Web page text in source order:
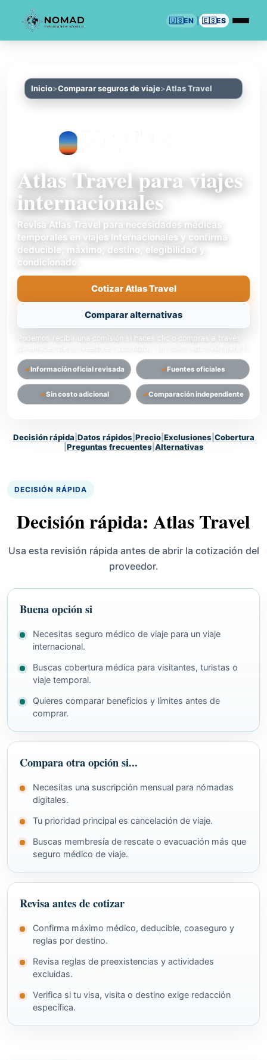
🇺🇸EN 🇪🇸ES
Inicio Comparar seguros de viaje Atlas Travel
Atlas Travel para viajes
internacionales
Revisa Atlas Travel para necesidades médicas
temporales en viajes internacionales y confirma
deducible, máximo, destino, elegibilidad y
condicionado.
Cotizar Atlas Travel
Comparar alternativas
Podemos recibir una comisión si haces clic o compras a través
Información oficial revisada Fuentes oficiales
Sin costo adicional Comparación independiente
Decisión rápida Datos rápidos Precio| Exclusiones Cobertura
Preguntas frecuentes Alternativas
DECISIÓN RÁPIDA
Decisión rápida: Atlas Travel
Usa esta revisión rápida antes de abrir la cotización del
proveedor.
Buena opción si
Necesitas seguro médico de viaje para un viaje
internacional.
Buscas cobertura médica para visitantes, turistas o
viaje temporal.
Quieres comparar beneficios y límites antes de
comprar.
Compara otra opción si...
Necesitas una suscripción mensual para nómadas
digitales.
Tu prioridad principal es cancelación de viaje.
Buscas membresía de rescate o evacuación más que
seguro médico de viaje.
Revisa antes de cotizar
Confirma máximo médico, deducible, coaseguro y
reglas por destino.
Revisa reglas de preexistencias y actividades
excluidas.
Verifica si tu visa, visita o destino exige redacción
específica.